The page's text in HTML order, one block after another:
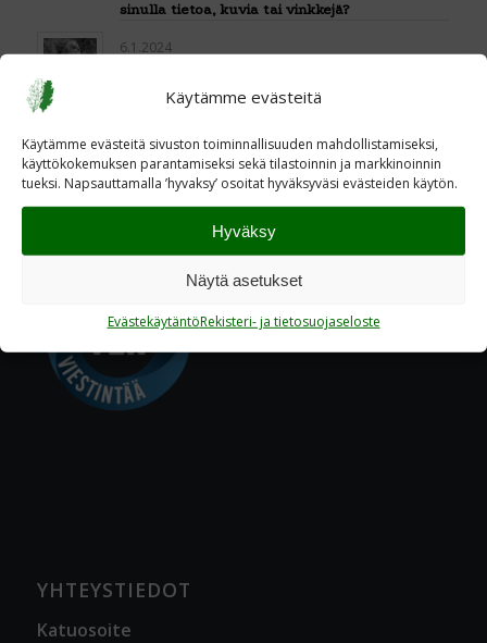
Käytämme evästeitä
Käytämme evästeitä sivuston toiminnallisuuden mahdollistamiseksi,
käyttökokemuksen parantamiseksi sekä tilastoinnin ja markkinoinnin
tueksi. Napsauttamalla ’hyvaksy’ osoitat hyväksyväsi evästeiden käytön.
Hyväksy
Näytä asetukset
EvästekäytäntöRekisteri- ja tietosuojaseloste
sinulla tietoa, kuvia tai vinkkejä?
6.1.2024
Tiltu ja Molotoff – JR26:n karvaiset yökiitäjät
YHTEYSTIEDOT
Katuosoite